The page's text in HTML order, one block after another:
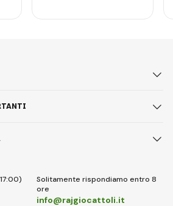
Solitamente rispondiamo entro 8
ore
info@rajgiocattoli.it